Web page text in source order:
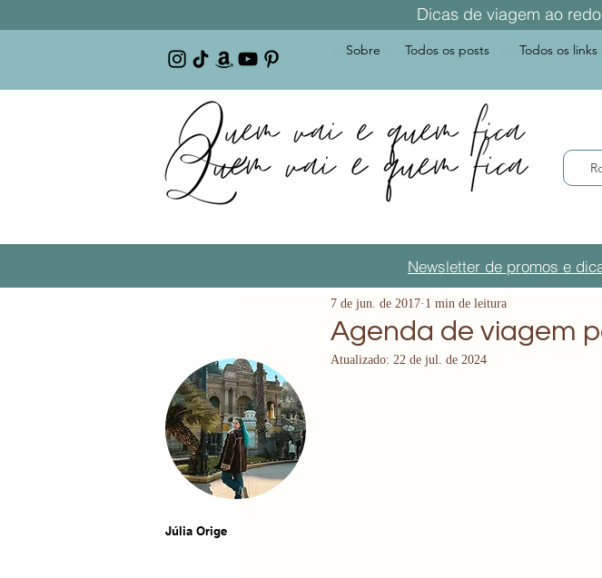
Dicas de viagem ao
Sobre Todos os posts Todos os links
Newsletter de promos e
Agenda de viagem
7 de jun. de 2017 1 min de leitura
Atualizado: 22 de jul. de 2024
Júlia Orige